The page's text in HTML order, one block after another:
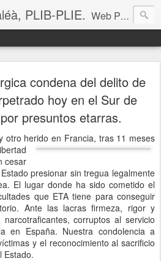
PLIB-PLIE. Web Projètte Lliberal Baléà (PLIB-PLIE)
condena del delito de
hoy en el Sur de
presuntos etarras.
otro herido en Francia, tras 11 meses
cesar
presionar sin tregua legalmente
El lugar donde ha sido cometido el
que ETA tiene para conseguir
Ante las lacras firmeza, rigor y
corruptos al servicio
en España. Nuestra condolencia a
y el reconocimiento al sacrificio
Estado.